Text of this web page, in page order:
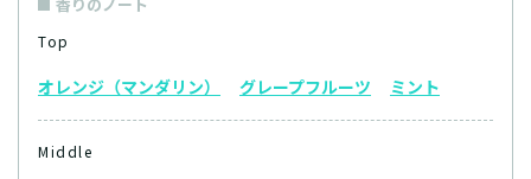
香りのノート
Top
オレンジ（マンダリン） グレープフルーツ ミント
Middle